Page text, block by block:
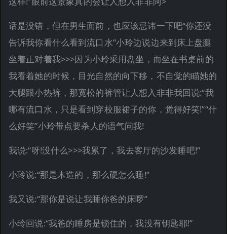
话是没错，但在男生面前，也应该忌讳一下吧“你还没
告诉我你看什么看到流口水”小玲边说边来到床上盘腿
坐着正对着我>>>因为小玲采用盘坐，而坐在书桌前的
我看着她的时候，目光自然的向下移，不自觉的瞄她的
大腿跟小热裤，那宽松的裤管让人想入非非我回说:“我
哪有流口水，只是看到穿校服裙子的你，觉得好笑!”“什
么好笑”小玲带点要杀人的语气问我!
我说:“呀!没什么>>>我累了，我去客厅的沙发睡吧!”
小玲说:“那是木造的，那么硬怎么睡!”
我又说:“那你是说让我睡你爸的床啰”
小玲回说:“我爸的睡房是锁住的，我没有钥匙耶!”